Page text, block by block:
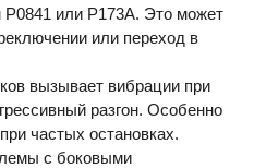
или P173A. Это может
или переход в
вызывает вибрации при
разгон. Особенно
частых остановках.
с боковыми